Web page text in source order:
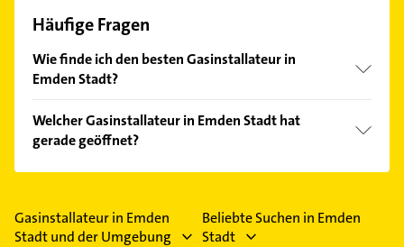
Häufige Fragen
Wie finde ich den besten Gasinstallateur in
Emden Stadt?
Kundenmeinungen und profitieren Sie von den
Empfehlungen. Die Suchergebnisse können Sie sich
einfach nachBewertungensortiert anzeigen lassen.
Welcher Gasinstallateur in Emden Stadt hat
gerade geöffnet?
Im Anbieter-Bereich finden Sie alleÖffnungszeiten.
Feiertagen abweichen können.
Gasinstallateur in Emden
Stadt und der Umgebung
Beliebte Suchen in Emden
Stadt